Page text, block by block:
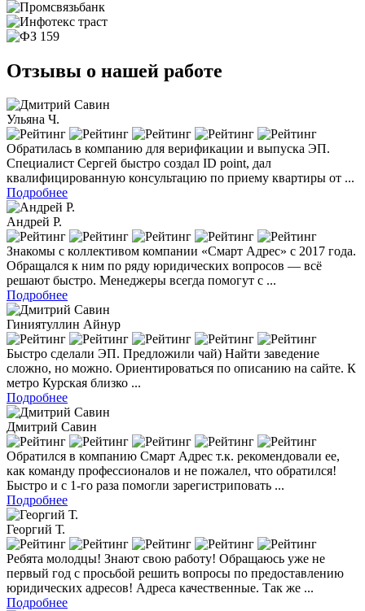
Отзывы о нашей работе
Ульяна Ч.
Обратилась в компанию для верификации и выпуска ЭП.
Специалист Сергей быстро создал ID point, дал
квалифицированную консультацию по приему квартиры от ...
Подробнее
Андрей Р.
Знакомы с коллективом компании «Смарт Адрес» с 2017 года.
Обращался к ним по ряду юридических вопросов — всё
решают быстро. Менеджеры всегда помогут с ...
Подробнее
Гиниятуллин Айнур
Быстро сделали ЭП. Предложили чай) Найти заведение
сложно, но можно. Ориентироваться по описанию на сайте. К
метро Курская близко ...
Подробнее
Дмитрий Савин
Обратился в компанию Смарт Адрес т.к. рекомендовали ее,
как команду профессионалов и не пожалел, что обратился!
Быстро и с 1-го раза помогли зарегистриповать ...
Подробнее
Георгий Т.
Ребята молодцы! Знают свою работу! Обращаюсь уже не
первый год с просьбой решить вопросы по предоставлению
юридических адресов! Адреса качественные. Так же ...
Подробнее